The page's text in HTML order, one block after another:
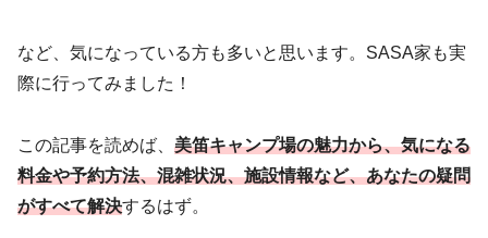
など、気になっている方も多いと思います。SASA家も実
際に行ってみました！
この記事を読めば、 美笛キャンプ場の魅力から、気になる
料金や予約方法、混雑状況、施設情報など、あなたの疑問
がすべて解決するはず。